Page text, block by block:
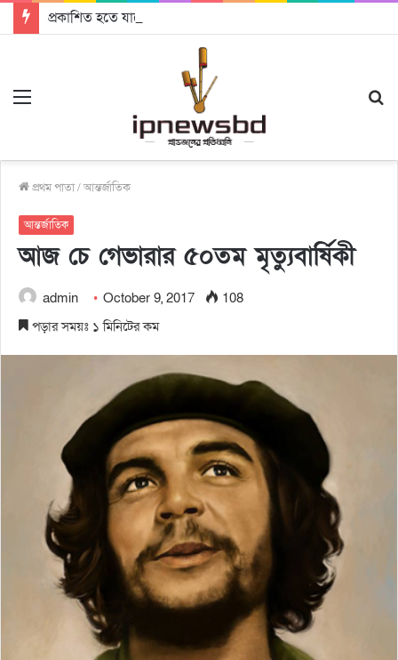
প্রকাশিত হতে যাচ্ছে দি রাবুগার নতুন গান ‘Baljanggi’
প্রথম পাতা/আন্তর্জাতিক
আন্তর্জাতিক
আজ চে গেভারার ৫০তম মৃত্যুবার্ষিকী
admin October 9, 2017
108
পড়ার সময়ঃ ১ মিনিটের কম